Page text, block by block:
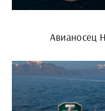
Авианосец